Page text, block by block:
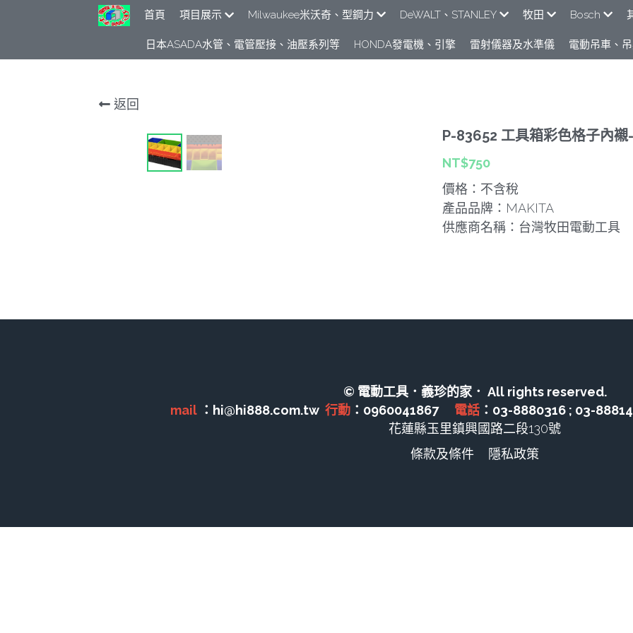
首頁 項目展示 Milwaukee米沃奇、型鋼力 DeWALT、STANLEY 牧田 Bosch
日本ASADA水管、電管壓接、油壓系列​等 HONDA發電機、引擎 雷射儀器及水準儀 電動吊車、
返回
P-83652 工具箱彩色格子內
NT$750
價格：不含稅
產品品牌：MAKITA
供應商名稱：台灣牧田電動工具
© 電動工具．義珍的家． All rights reserved.
mail ：hi@hi888.com.tw 行動：0960041867 電話：03-8880316 ; 03-
花蓮縣玉里鎮興國路二段130號
條款及條件
隱私政策